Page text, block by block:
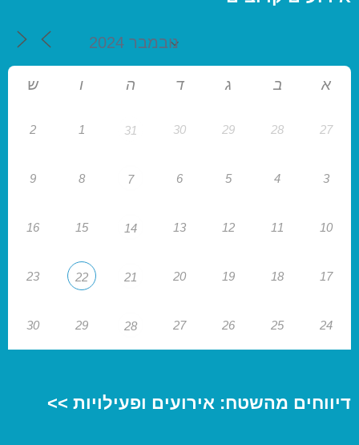
דיווחים מהשטח: אירועים ופעילויות >>
א ב ג ד ה ו ש
27
28
29
30
31
1
2
3
4
5
6
7
8
9
10
11
12
13
14
15
16
17
18
19
20
21
22
23
24
25
26
27
28
29
30